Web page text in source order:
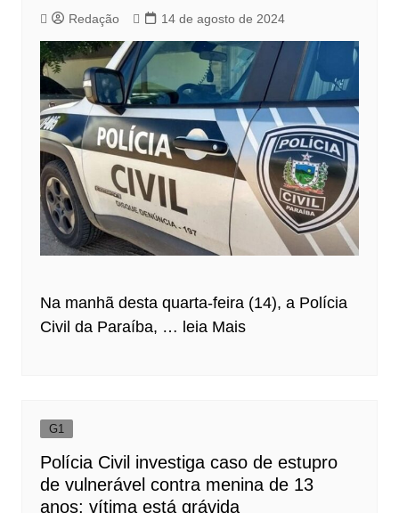
Redação 14 de agosto de 2024
Na manhã desta quarta-feira (14), a Polícia
Civil da Paraíba, … leia Mais
G1
Polícia Civil investiga caso de estupro
de vulnerável contra menina de 13
anos; vítima está grávida